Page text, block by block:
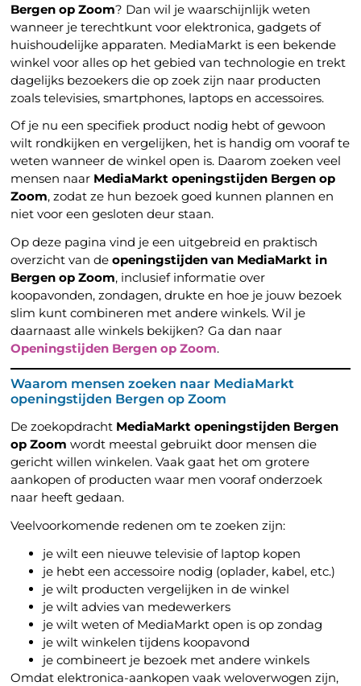
Bergen op Zoom? Dan wil je waarschijnlijk weten
wanneer je terechtkunt voor elektronica, gadgets of
huishoudelijke apparaten. MediaMarkt is een bekende
winkel voor alles op het gebied van technologie en trekt
dagelijks bezoekers die op zoek zijn naar producten
zoals televisies, smartphones, laptops en accessoires.
Of je nu een specifiek product nodig hebt of gewoon
wilt rondkijken en vergelijken, het is handig om vooraf te
weten wanneer de winkel open is. Daarom zoeken veel
mensen naar MediaMarkt openingstijden Bergen op
Zoom, zodat ze hun bezoek goed kunnen plannen en
niet voor een gesloten deur staan.
Op deze pagina vind je een uitgebreid en praktisch
overzicht van deopeningstijden van MediaMarkt in
Bergen op Zoom, inclusief informatie over
koopavonden, zondagen, drukte en hoe je jouw bezoek
slim kunt combineren met andere winkels. Wil je
daarnaast alle winkels bekijken? Ga dan naar
Openingstijden Bergen op Zoom.
Waarom mensen zoeken naar MediaMarkt
openingstijden Bergen op Zoom
De zoekopdracht MediaMarkt openingstijden Bergen
op Zoom wordt meestal gebruikt door mensen die
gericht willen winkelen. Vaak gaat het om grotere
aankopen of producten waar men vooraf onderzoek
naar heeft gedaan.
Veelvoorkomende redenen om te zoeken zijn:
je wilt een nieuwe televisie of laptop kopen
je hebt een accessoire nodig (oplader, kabel, etc.)
je wilt producten vergelijken in de winkel
je wilt advies van medewerkers
je wilt weten of MediaMarkt open is op zondag
je wilt winkelen tijdens koopavond
je combineert je bezoek met andere winkels
Omdat elektronica-aankopen vaak weloverwogen zijn,